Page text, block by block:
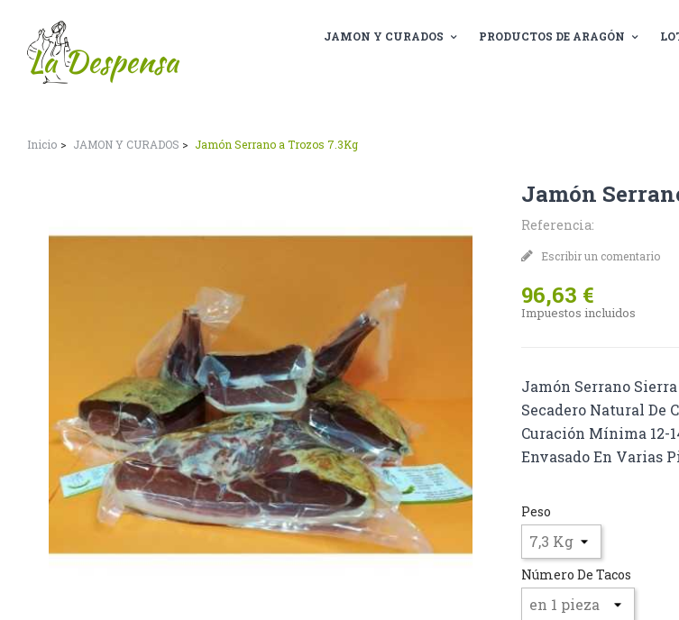
JAMON Y CURADOS PRODUCTOS DE ARAGÓN
Inicio JAMON Y CURADOS Jamón Serrano a Trozos 7.3Kg
Jamón
Referencia:
Escribir un comentario
96,63 €
Impuestos incluidos
Jamón Serrano
Secadero Natural De
Curación Mínima 12-
Envasado En Varias
Peso
Número De Tacos